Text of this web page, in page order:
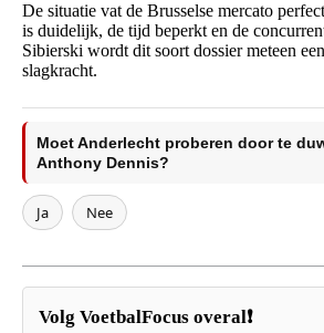
De situatie vat de Brusselse mercato
is duidelijk, de tijd beperkt en de
Sibierski wordt dit soort dossier meteen
slagkracht.
Moet Anderlecht proberen door te
Anthony Dennis?
Ja Nee
Volg VoetbalFocus overal❗